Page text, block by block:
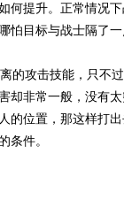
何提升。正常情况
怕目标与战士隔了
的攻击技能，只不
却非常一般，没有
的位置，那这样打
条件。